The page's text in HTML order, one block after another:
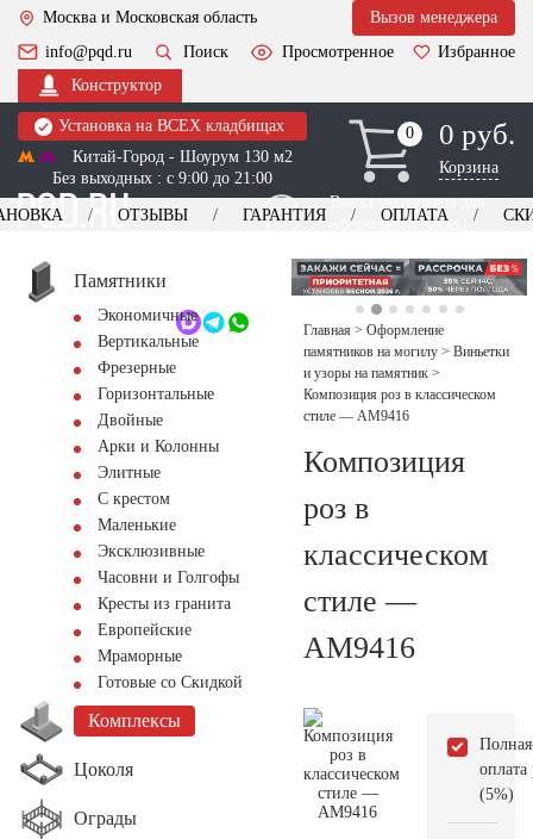
Москва и Московская область
Вызов менеджера
info@pqd.ru
Поиск Просмотренное
Избранное
Конструктор
Установка на ВСЕХ кладбищах
Китай-Город - Шоурум 130 м2
Без выходных : с 9:00 до 21:00
0
0 0 руб.
Корзина
Выезд менеджера для
оформления заказа
+7 (495) 518-44-23
Обратный звонок
ОТЗЫВЫ ГАРАНТИЯ ОПЛАТА
Памятники
Экономичные
Вертикальные
Фрезерные
Горизонтальные
Двойные
Арки и Колонны
Элитные
С крестом
Маленькие
Эксклюзивные
Часовни и Голгофы
Кресты из гранита
Европейские
Мраморные
Готовые со Скидкой
Комплексы
Цоколя
Ограды
Главная > Оформление
памятников на могилу > Виньетки
и узоры на памятник >
Композиция роз в классическом
стиле — AM9416
Композиция
роз в
классическом
стиле —
AM9416
Полная
оплата
(5%)